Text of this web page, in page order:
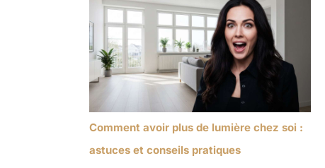
Comment avoir plus de lumière chez soi :
astuces et conseils pratiques